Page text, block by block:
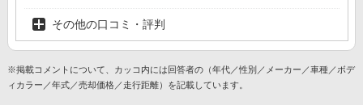
その他の口コミ・評判
※掲載コメントについて、カッコ内には回答者の（年代／性別／メーカー／車種／ボデ
ィカラー／年式／売却価格／走行距離）を記載しています。